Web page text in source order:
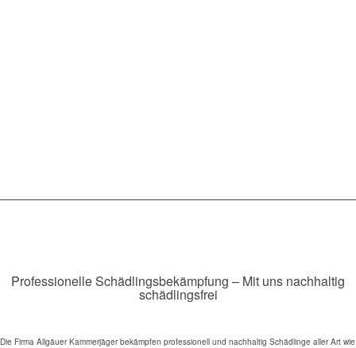
Professionelle Schädlingsbekämpfung – Mit uns nachhaltig
schädlingsfrei
Die Firma Allgäuer Kammerjäger bekämpfen professionell und nachhaltig Schädlinge aller Art wie